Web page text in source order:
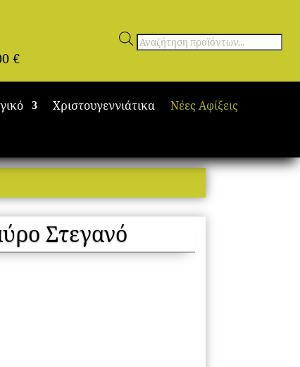
€
Αναζήτηση
Χριστουγεννιάτικα Νέες Αφίξεις
Στεγανό